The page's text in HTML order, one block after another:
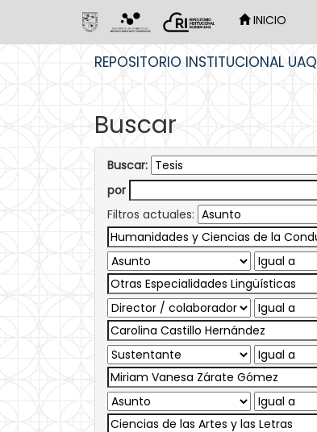
INICIO
REPOSITORIO INSTITUCIONAL UAQ
Buscar
Buscar:
por
Filtros actuales: